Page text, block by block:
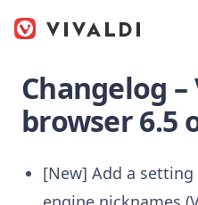
Changelog
browser 6.5
[New] Add a